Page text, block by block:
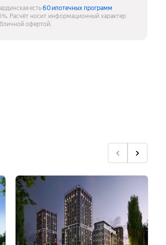
есть60 ипотечных программ
Расчёт носит информационный характер
офертой.